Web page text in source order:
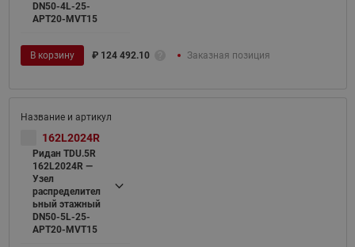
DN50-4L-25-
APT20-MVT15
В корзину ₽ 124 492.10 Заказная позиция
162L2024R
Ридан TDU.5R
162L2024R —
Узел
распределител
ьный этажный
DN50-5L-25-
APT20-MVT15